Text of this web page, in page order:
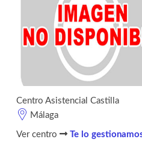
Centro Asistencial Castilla
Málaga
Ver centro Te lo